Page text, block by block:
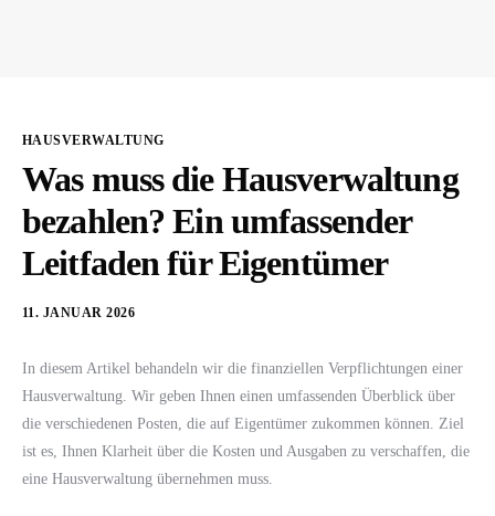
HAUSVERWALTUNG
Was muss die Hausverwaltung
bezahlen? Ein umfassender
Leitfaden für Eigentümer
11. JANUAR 2026
In diesem Artikel behandeln wir die finanziellen Verpflichtungen einer
Hausverwaltung. Wir geben Ihnen einen umfassenden Überblick über
die verschiedenen Posten, die auf Eigentümer zukommen können. Ziel
ist es, Ihnen Klarheit über die Kosten und Ausgaben zu verschaffen, die
eine Hausverwaltung übernehmen muss.